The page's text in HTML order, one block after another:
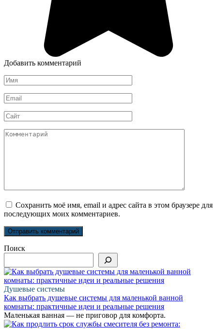
Добавить комментарий
Имя
*
Email
*
Сайт
Комментарий
Сохранить моё имя, email и адрес сайта в этом браузере для
последующих моих комментариев.
Поиск
Душевые системы
Как выбрать душевые системы для маленькой ванной
комнаты: практичные идеи и реальные решения
Маленькая ванная — не приговор для комфорта.